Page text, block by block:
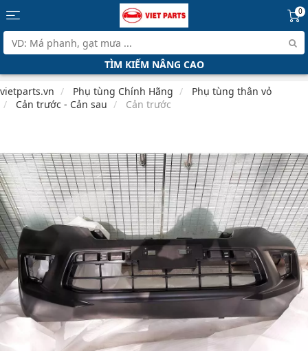
0
TÌM KIẾM NÂNG CAO
vietparts.vn Phụ tùng Chính Hãng
Phụ tùng thân vỏ
Cản trước - Cản sau
Cản trước